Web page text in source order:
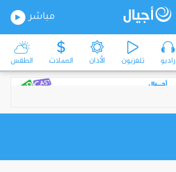
مباشر
راديو تلفزيون الأذان العملات الطقس